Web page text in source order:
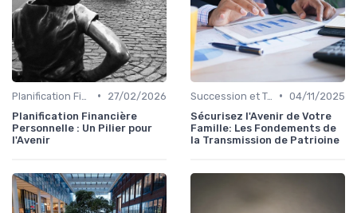
•
27/02/2026
Planification Financière
Personnelle : Un Pilier pour
l'Avenir
Succession et Transmission de Patrimoine • 04/11/2025
Sécurisez l'Avenir de Votre
Famille: Les Fondements de
la Transmission de Patrioine